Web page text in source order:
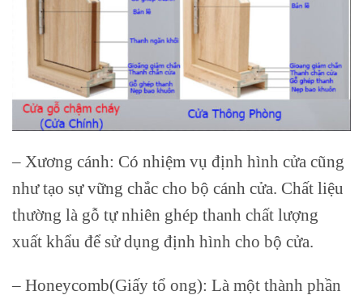
– Xương cánh: Có nhiệm vụ định hình cửa cũng
như tạo sự vững chắc cho bộ cánh cửa. Chất liệu
thường là gỗ tự nhiên ghép thanh chất lượng
xuất khẩu để sử dụng định hình cho bộ cửa.
– Honeycomb(Giấy tổ ong): Là một thành phần